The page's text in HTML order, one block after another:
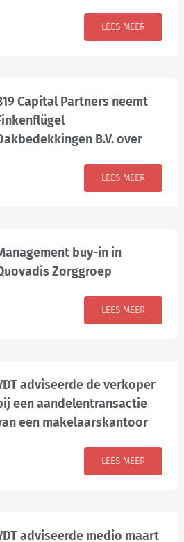
LEES MEER
Capital Partners neemt
B.V. over
LEES MEER
buy-in in
Zorggroep
LEES MEER
adviseerde de verkoper
een aandelentransactie
een makelaarskantoor
LEES MEER
adviseerde medio maart